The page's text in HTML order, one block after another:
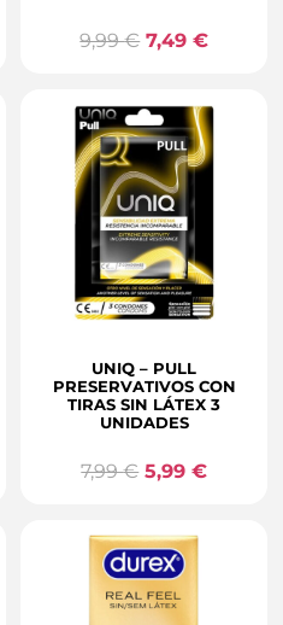
9,99€ 7,49€
UNIQ – PULL
PRESERVATIVOS CON
TIRAS SIN LÁTEX 3
UNIDADES
7,99€ 5,99€